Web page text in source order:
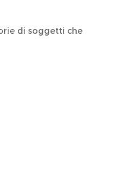
di soggetti che